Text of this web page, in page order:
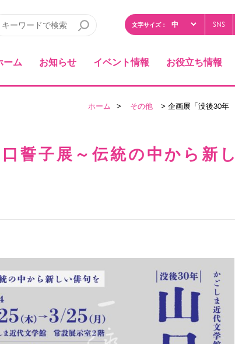
文字サイズ： SNS
ーム お知らせ イベント情報 お役立ち情報
ホーム > その他 > 企画展「没後30年
誓子展～伝統の中から新し